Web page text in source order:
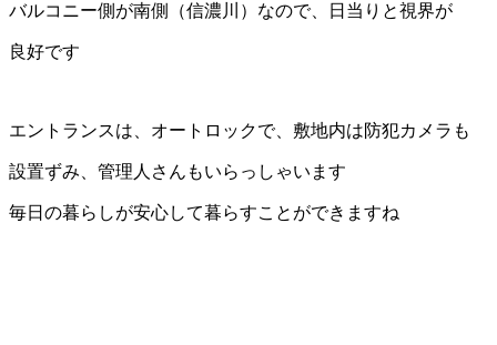
バルコニー側が南側（信濃川）なので、日当りと視界が
良好です
エントランスは、オートロックで、敷地内は防犯カメラも
設置ずみ、管理人さんもいらっしゃいます
毎日の暮らしが安心して暮らすことができますね